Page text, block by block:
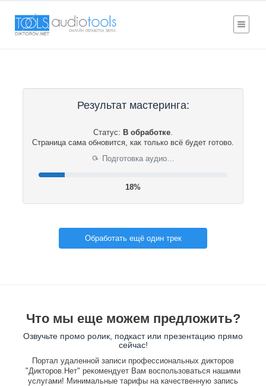
Результат мастеринга:
Статус: В обработке.
Страница сама обновится, как только всё будет готово.
⟳ Подготовка аудио…
18%
Обработать ещё один трек
Что мы еще можем предложить?
Озвучьте промо ролик, подкаст или презентацию прямо
сейчас!
Портал удаленной записи профессиональных дикторов
"Дикторов.Нет" рекомендует Вам воспользоваться нашими
услугами! Минимальные тарифы на качественную запись